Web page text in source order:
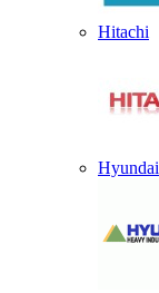
Hitachi
Hyundai